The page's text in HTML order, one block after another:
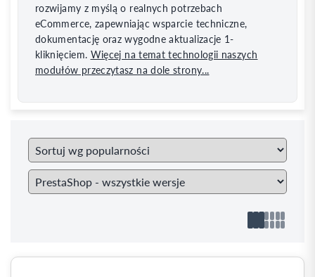
rozwijamy z myślą o realnych potrzebach
eCommerce, zapewniając wsparcie techniczne,
dokumentację oraz wygodne aktualizacje 1-
kliknięciem. Więcej na temat technologii naszych
modułów przeczytasz na dole strony...